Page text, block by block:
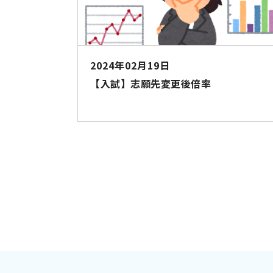
2024年02月19日
【入試】志願先変更後倍率